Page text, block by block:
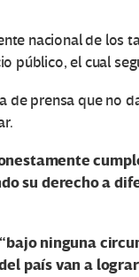
nacional de los
público, el cual
de prensa que no
su derecho a
“bajo ninguna
país van a